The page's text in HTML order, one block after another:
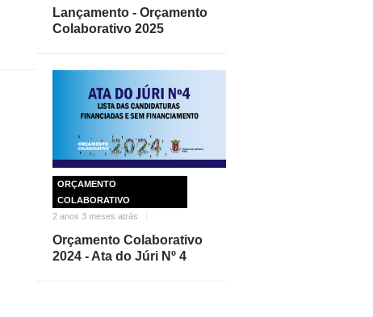
Lançamento - Orçamento
Colaborativo 2025
ORÇAMENTO
COLABORATIVO
2 anos 3 meses atrás
Orçamento Colaborativo
2024 - Ata do Júri Nº 4